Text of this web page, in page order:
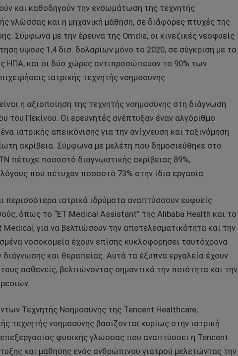
και καθοδηγούν την ενσωμάτωση της τεχνητής
γλώσσας και η μηχανική μάθηση, σε διάφορες πτυχές της
Σύμφωνα με την έρευνα της Omdia, οι κινεζικές νεοφυείς
ύψους 1,4 δισ. δολαρίων μόνο το 2020, σε σύγκριση με τα
ΗΠΑ, και οι δύο χώρες αντιπροσώπευαν το 90% των
ιατρικής τεχνητής νοημοσύνης.
η αξιοποίηση της τεχνητής νοημοσύνης στη διάγνωση
του Πεκίνου. Οι ερευνητές ανέπτυξαν έναν αλγόριθμο
ιατρικής απεικόνισης για την ανίχνευση και ταξινόμηση
ακρίβεια. Σύμφωνα με μελέτη που δημοσιεύθηκε στο
πέτυχε ποσοστό διαγνωστικής ακρίβειας 89%,
που πέτυχαν ποσοστό 73% στην ίδια εργασία.
περισσότερα ιατρικά ιδρύματα αναπτύσσουν ευφυείς
όπως το “ET Medical Assistant” της Alibaba Health και το
για να βελτιώσουν την αποτελεσματικότητα και την
νοσοκομεία έχουν επίσης κυκλοφορήσει ταυτόχρονα
και θεραπείας. Αυτά τα έξυπνα εργαλεία έχουν
ασθενείς, βελτιώνοντας σημαντικά την ποιότητα και την
Τεχνητής Νοημοσύνης της Tencent Healthcare,
τεχνητής νοημοσύνης βασίζονται κυρίως στην ιατρική
επεξεργασίας φυσικής γλώσσας που αναπτύσσει η Tencent
και μάθησης ενός ανθρώπινου γιατρού μελετώντας την